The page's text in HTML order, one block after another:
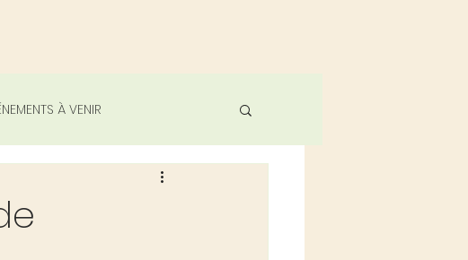
À VENIR